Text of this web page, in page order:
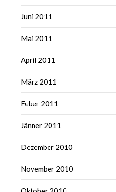
Juni 2011
Mai 2011
April 2011
März 2011
Feber 2011
Jänner 2011
Dezember 2010
November 2010